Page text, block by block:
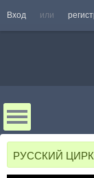
Вход или
РУССКИЙ